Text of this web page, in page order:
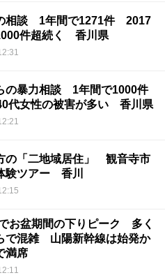
相談 1年間で1271件 2017
件超続く 香川県
の暴力相談 1年間で1000件
代女性の被害が多い 香川県
の「二地域居住」 観音寺市
験ツアー 香川
お盆期間の下りピーク 多く
で混雑 山陽新幹線は始発か
満席